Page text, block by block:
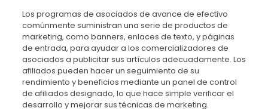
Los programas de asociados de avance de efectivo
comúnmente suministran una serie de productos de
marketing, como banners, enlaces de texto, y páginas
de entrada, para ayudar a los comercializadores de
asociados a publicitar sus artículos adecuadamente. Los
afiliados pueden hacer un seguimiento de su
rendimiento y beneficios mediante un panel de control
de afiliados designado, lo que hace simple verificar el
desarrollo y mejorar sus técnicas de marketing.